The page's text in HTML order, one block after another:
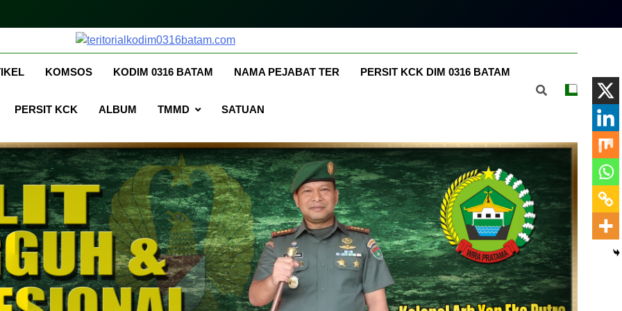
KOMSOS KODIM 0316 BATAM NAMA PEJABAT TER PERSIT KCK DIM 0316 BATAM
PERSIT KCK ALBUM TMMD SATUAN